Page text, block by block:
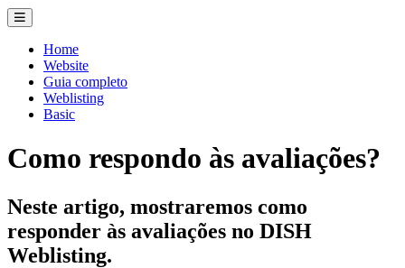
Home
Website
Guia completo
Weblisting
Basic
Como respondo às avaliações?
Neste artigo, mostraremos como
responder às avaliações no DISH
Weblisting.